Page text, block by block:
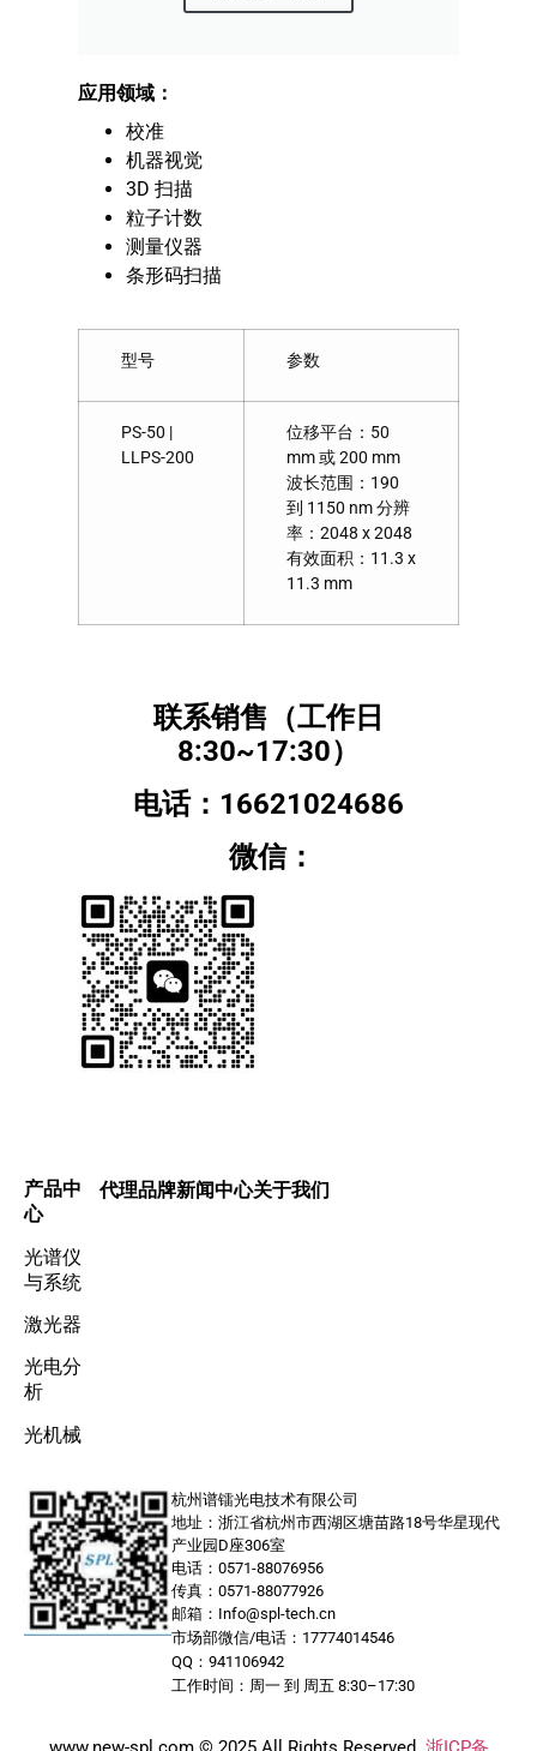
应用领域：
校准
机器视觉
3D 扫描
粒子计数
测量仪器
条形码扫描
型号 参数
PS-50 |
LLPS-200
位移平台：50
mm 或 200 mm
波长范围：190
到 1150 nm 分辨
率：2048 x 2048
有效面积：11.3 x
11.3 mm
联系销售（工作日
8:30~17:30）
电话：16621024686
微信：
产品中
心
光谱仪
与系统
激光器
光电分
析
光机械
代理品牌新闻中心关于我们
杭州谱镭光电技术有限公司
地址：浙江省杭州市西湖区塘苗路18号华星现代
产业园D座306室
电话：0571-88076956
传真：0571-88077926
邮箱：Info@spl-tech.cn
市场部微信/电话：17774014546
QQ：941106942
工作时间：周一 到 周五 8:30–17:30